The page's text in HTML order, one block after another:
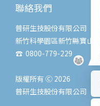
聯絡我們
普研生技股份有限公司
新竹科學園區新竹縣寶山
☎ 0800-779-229
版權所有 Ⓒ 2026
普研生技股份有限公司